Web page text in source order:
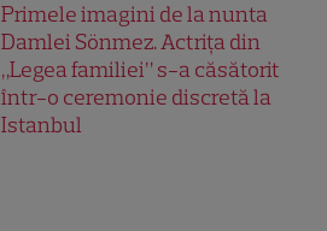
Primele imagini de la nunta
Damlei Sönmez. Actrița din
„Legea familiei” s-a căsătorit
într-o ceremonie discretă la
Istanbul